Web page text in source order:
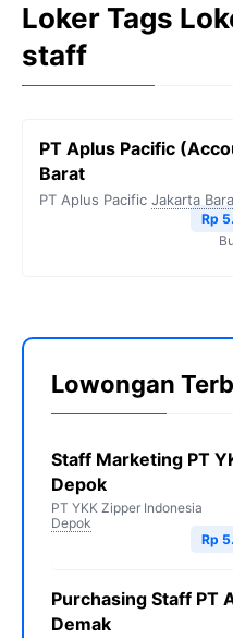
Loker Tags
staff
PT Aplus Pacific
Barat
PT Aplus Pacific Jakarta
Rp
Lowongan
Staff Marketing PT
Depok
PT YKK Zipper Indonesia
Depok
Rp
Purchasing Staff PT
Demak